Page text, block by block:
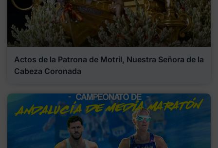
Actos de la Patrona de Motril, Nuestra Señora de la
Cabeza Coronada